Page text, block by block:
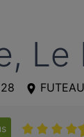
Le
FUTEAU